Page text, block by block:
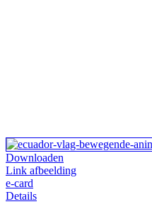
Downloaden
Link afbeelding
e-card
Details